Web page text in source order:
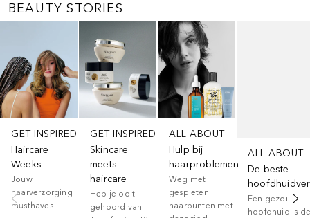
BEAUTY STORIES
Slider overslaan
GET INSPIRED
Haircare
Weeks
Jouw
haarverzorging
musthaves
GET INSPIRED
Skincare
meets
haircare
Heb je ooit
gehoord van
ALL ABOUT
Hulp bij
haarproblemen
Weg met
gespleten
haarpunten met
ALL ABOUT
De beste
Een gezonde
hoofdhuid is de